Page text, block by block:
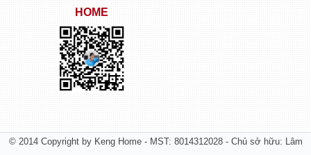
HOME
© 2014 Copyright by Keng Home - MST: 8014312028 - Chủ sở hữu: Lâm